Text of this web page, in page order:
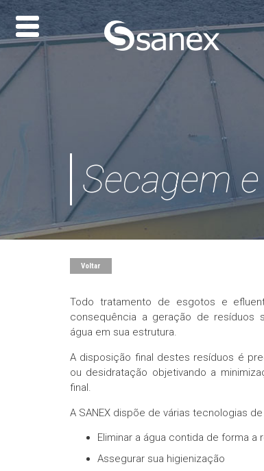
Secagem
Voltar
Todo tratamento de esgotos e
consequência a geração de resíduos
água em sua estrutura.
A disposição final destes resíduos é
ou desidratação objetivando a
final.
A SANEX dispõe de várias tecnologias
Eliminar a água contida de forma
Assegurar sua higienização